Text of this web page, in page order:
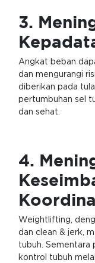
3.
Angkat beban
dan mengurangi
diberikan pada
pertumbuhan sel
dan sehat.
4.
Weightlifting,
dan clean & jerk,
tubuh. Sementara
kontrol tubuh